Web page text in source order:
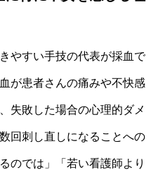
やすい手技の代表が採血で
が患者さんの痛みや不快感
失敗した場合の心理的ダメ
回刺し直しになることへの
のでは」「若い看護師より